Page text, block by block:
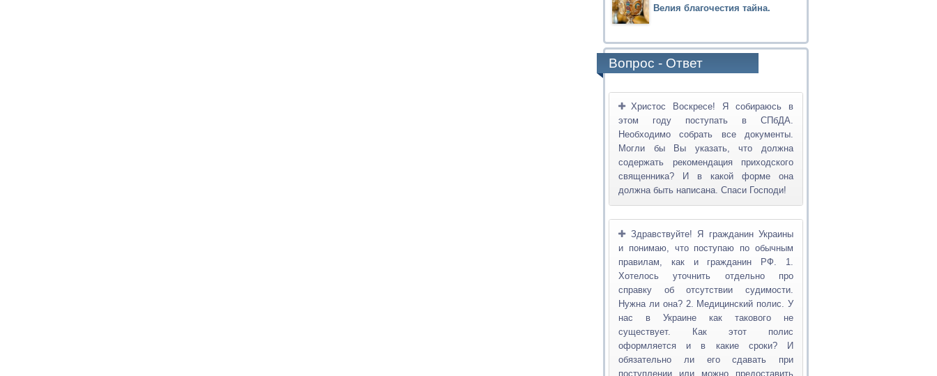
Велия благочестия тайна.
Вопрос - Ответ
Христос Воскресе! Я собираюсь в
этом году поступать в СПбДА.
Необходимо собрать все документы.
Могли бы Вы указать, что должна
содержать рекомендация приходского
священника? И в какой форме она
должна быть написана. Спаси Господи!
Здравствуйте! Я гражданин Украины
и понимаю, что поступаю по обычным
правилам, как и гражданин РФ. 1.
Хотелось уточнить отдельно про
справку об отсутствии судимости.
Нужна ли она? 2. Медицинский полис. У
нас в Украине как такового не
существует. Как этот полис
оформляется и в какие сроки? И
обязательно ли его сдавать при
поступлении или можно предоставить